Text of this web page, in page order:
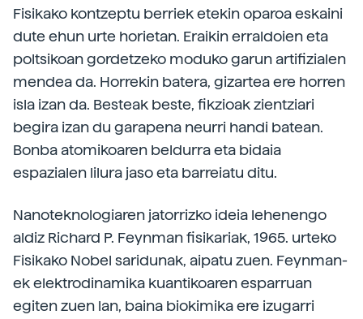
Fisikako kontzeptu berriek etekin oparoa eskaini
dute ehun urte horietan. Eraikin erraldoien eta
poltsikoan gordetzeko moduko garun artifizialen
mendea da. Horrekin batera, gizartea ere horren
isla izan da. Besteak beste, fikzioak zientziari
begira izan du garapena neurri handi batean.
Bonba atomikoaren beldurra eta bidaia
espazialen lilura jaso eta barreiatu ditu.
Nanoteknologiaren jatorrizko ideia lehenengo
aldiz Richard P. Feynman fisikariak, 1965. urteko
Fisikako Nobel saridunak, aipatu zuen. Feynman-
ek elektrodinamika kuantikoaren esparruan
egiten zuen lan, baina biokimika ere izugarri